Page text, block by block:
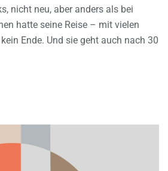
nicht neu, aber anders als bei
hatte seine Reise – mit vielen
Ende. Und sie geht auch nach 30